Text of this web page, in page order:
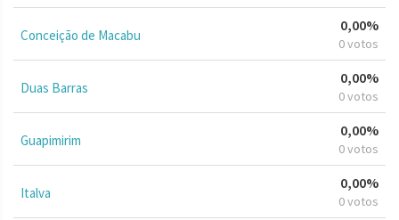
Conceição de Macabu
0,00%
0 votos
Duas Barras
0,00%
0 votos
Guapimirim
0,00%
0 votos
Italva
0,00%
0 votos